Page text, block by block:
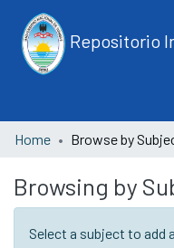
Repositorio
Home Browse by
Browsing by
Select a subject to add